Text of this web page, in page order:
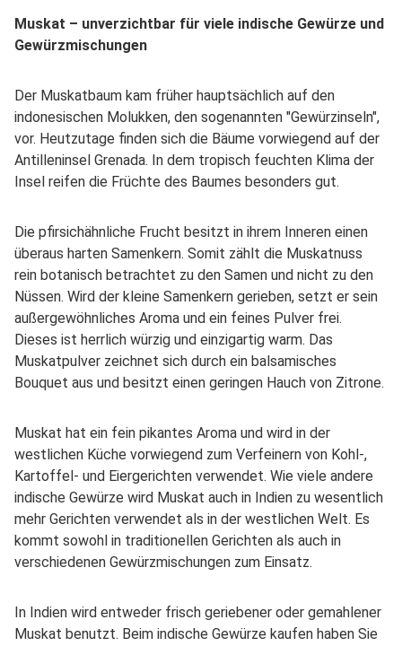
Muskat – unverzichtbar für viele indische Gewürze und
Gewürzmischungen
Der Muskatbaum kam früher hauptsächlich auf den
indonesischen Molukken, den sogenannten "Gewürzinseln",
vor. Heutzutage finden sich die Bäume vorwiegend auf der
Antilleninsel Grenada. In dem tropisch feuchten Klima der
Insel reifen die Früchte des Baumes besonders gut.
Die pfirsichähnliche Frucht besitzt in ihrem Inneren einen
überaus harten Samenkern. Somit zählt die Muskatnuss
rein botanisch betrachtet zu den Samen und nicht zu den
Nüssen. Wird der kleine Samenkern gerieben, setzt er sein
außergewöhnliches Aroma und ein feines Pulver frei.
Dieses ist herrlich würzig und einzigartig warm. Das
Muskatpulver zeichnet sich durch ein balsamisches
Bouquet aus und besitzt einen geringen Hauch von Zitrone.
Muskat hat ein fein pikantes Aroma und wird in der
westlichen Küche vorwiegend zum Verfeinern von Kohl-,
Kartoffel- und Eiergerichten verwendet. Wie viele andere
indische Gewürze wird Muskat auch in Indien zu wesentlich
mehr Gerichten verwendet als in der westlichen Welt. Es
kommt sowohl in traditionellen Gerichten als auch in
verschiedenen Gewürzmischungen zum Einsatz.
In Indien wird entweder frisch geriebener oder gemahlener
Muskat benutzt. Beim indische Gewürze kaufen haben Sie